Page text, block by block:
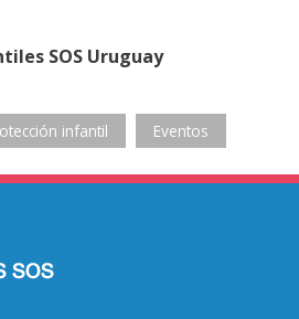
SOS Uruguay
infantil Eventos